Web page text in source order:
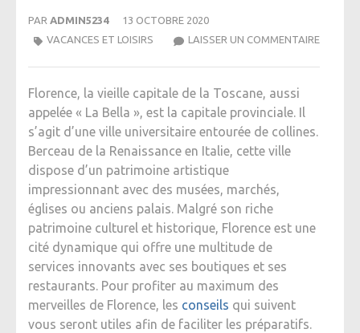
PAR ADMIN5234
13 OCTOBRE 2020
LAISSER UN COMMENTAIREVOYAGE
VACANCES ET LOISIRS
Florence, la vieille capitale de la Toscane, aussi
appelée « La Bella », est la capitale provinciale. Il
s’agit d’une ville universitaire entourée de collines.
Berceau de la Renaissance en Italie, cette ville
dispose d’un patrimoine artistique
impressionnant avec des musées, marchés,
églises ou anciens palais. Malgré son riche
patrimoine culturel et historique, Florence est une
cité dynamique qui offre une multitude de
services innovants avec ses boutiques et ses
restaurants. Pour profiter au maximum des
merveilles de Florence, les conseils qui suivent
vous seront utiles afin de faciliter les préparatifs.